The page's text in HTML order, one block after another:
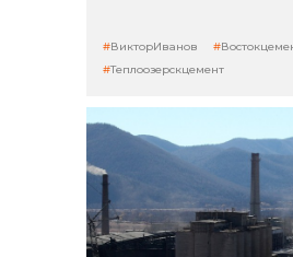
ВикторИванов
Теплоозерскцемент